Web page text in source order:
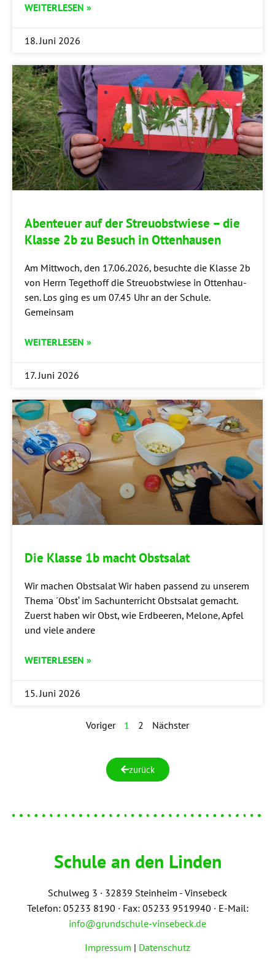
WEITERLESEN »
18. Juni 2026
Aben­teu­er auf der Streu­obst­wie­se – die
Klas­se 2b zu Besuch in Ottenhausen
Am Mitt­woch, den 17.06.2026, besuch­te die Klas­se 2b
von Herrn Tege­thoff die Streu­obst­wie­se in Otten­hau­
sen. Los ging es um 07.45 Uhr an der Schu­le.
Gemeinsam
WEITERLESEN »
17. Juni 2026
Die Klas­se 1b macht Obstsalat
Wir machen Obst­sa­lat Wir haben pas­send zu unse­rem
The­ma ´Obst‘ im Sach­un­ter­richt Obst­sa­lat gemacht.
Zuerst haben wir Obst, wie Erd­bee­ren, Melo­ne, Apfel
und vie­le andere
WEITERLESEN »
15. Juni 2026
Voriger 1 2 Nächster
zurück
Schule an den Linden
Schulweg 3 · 32839 Steinheim - Vinsebeck
Telefon: 05233 8190 · Fax: 05233 9519940 · E-Mail:
info@grundschule-vinsebeck.de
Impressum | Datenschutz